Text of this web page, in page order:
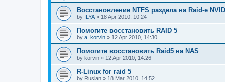
Восстановление NTFS раздела на Raid-е
by ILYA » 18 Apr 2010, 10:24
Помогите восстановить RAID 5
by a_korvin » 12 Apr 2010, 14:30
Помогите восстановить Raid5 на NAS
by korvin » 12 Apr 2010, 14:26
R-Linux for raid 5
by Ruslan » 18 Mar 2010, 14:52